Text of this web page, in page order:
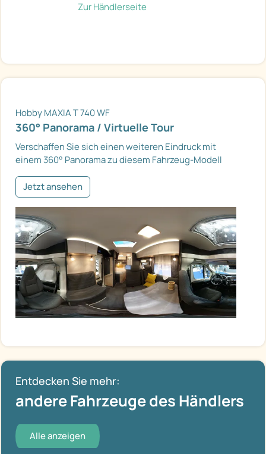
Zur Händlerseite
Hobby MAXIA T 740 WF
360° Panorama / Virtuelle Tour
Verschaffen Sie sich einen weiteren Eindruck mit
einem 360° Panorama zu diesem Fahrzeug-Modell
Jetzt ansehen
Entdecken Sie mehr:
andere Fahrzeuge des Händlers
Alle anzeigen